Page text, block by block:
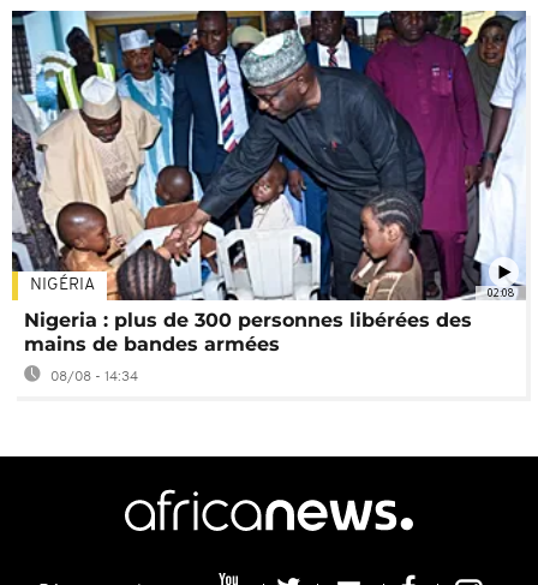
02:08
NIGÉRIA
Nigeria : plus de 300 personnes libérées des
mains de bandes armées
08/08 - 14:34